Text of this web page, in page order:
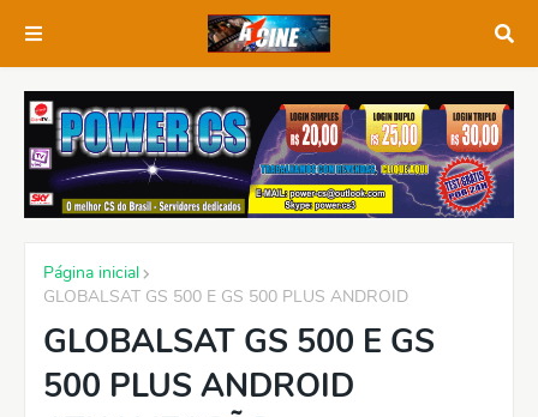
Página inicial
GLOBALSAT GS 500 E GS 500 PLUS ANDROID
GLOBALSAT GS 500 E GS
500 PLUS ANDROID